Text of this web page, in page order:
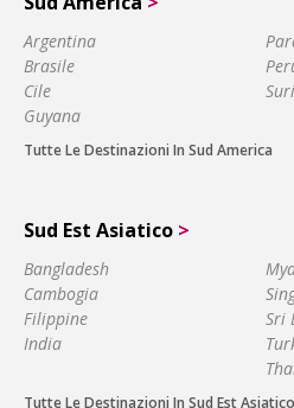
Argentina
Brasile
Cile
Guyana
Tutte Le Destinazioni In Sud America
Sud Est Asiatico >
Bangladesh
Cambogia
Filippine
India
Sri
Tutte Le Destinazioni In Sud Est Asiatico